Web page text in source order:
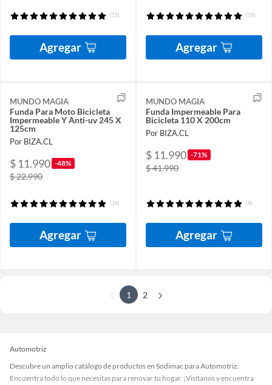
(15)
Agregar
(16)
Agregar
MUNDO MAGIA
Funda Para Moto Bicicleta
Impermeable Y Anti-uv 245 X
125cm
Por BIZA.CL
$ 11.990 -48%
$ 22.990
(14)
Agregar
MUNDO MAGIA
Funda Impermeable Para
Bicicleta 110 X 200cm
Por BIZA.CL
$ 11.990 -71%
$ 41.990
(9)
Agregar
1 2
Automotriz
Descubre un amplio catálogo de productos en Sodimac para Automotriz.
Encuentra todo lo que necesitas para renovar tu hogar. ¡Visítanos y encuentra